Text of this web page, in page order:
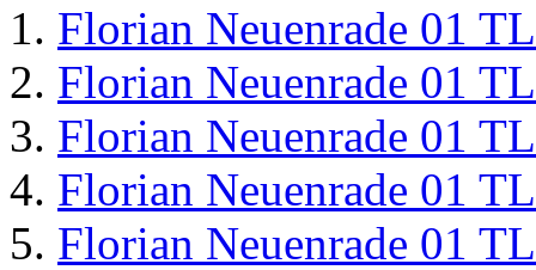
Florian Neuenrade 01
Florian Neuenrade 01
Florian Neuenrade 01
Florian Neuenrade 01
Florian Neuenrade 01